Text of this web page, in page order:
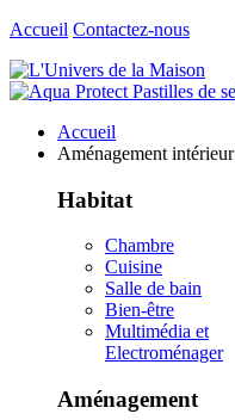
Accueil Contactez-nous
Accueil
Aménagement intérieur
Habitat
Chambre
Cuisine
Salle de bain
Bien-être
Multimédia et
Electroménager
Aménagement